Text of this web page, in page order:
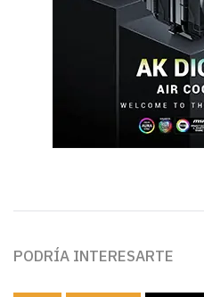
PODRÍA INTERESARTE